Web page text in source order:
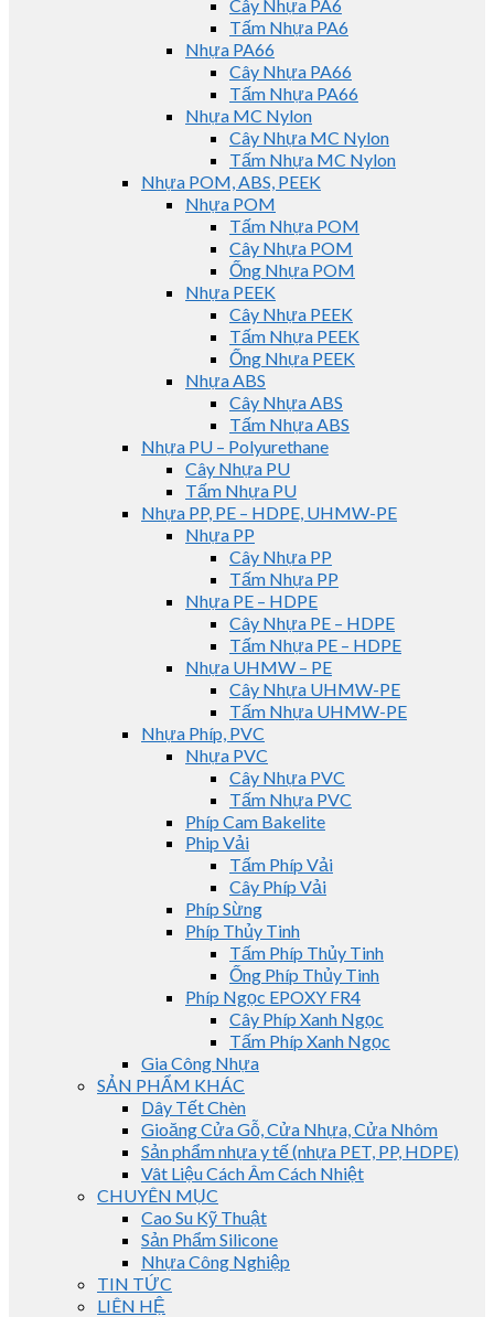
Cây Nhựa PA6
Tấm Nhựa PA6
Nhựa PA66
Cây Nhựa PA66
Tấm Nhựa PA66
Nhựa MC Nylon
Cây Nhựa MC Nylon
Tấm Nhựa MC Nylon
Nhựa POM, ABS, PEEK
Nhựa POM
Tấm Nhựa POM
Cây Nhựa POM
Ống Nhựa POM
Nhựa PEEK
Cây Nhựa PEEK
Tấm Nhựa PEEK
Ống Nhựa PEEK
Nhựa ABS
Cây Nhựa ABS
Tấm Nhựa ABS
Nhựa PU – Polyurethane
Cây Nhựa PU
Tấm Nhựa PU
Nhựa PP, PE – HDPE, UHMW-PE
Nhựa PP
Cây Nhựa PP
Tấm Nhựa PP
Nhựa PE – HDPE
Cây Nhựa PE – HDPE
Tấm Nhựa PE – HDPE
Nhựa UHMW – PE
Cây Nhựa UHMW-PE
Tấm Nhựa UHMW-PE
Nhựa Phíp, PVC
Nhựa PVC
Cây Nhựa PVC
Tấm Nhựa PVC
Phíp Cam Bakelite
Phip Vải
Tấm Phíp Vải
Cây Phíp Vải
Phíp Sừng
Phíp Thủy Tinh
Tấm Phíp Thủy Tinh
Ống Phíp Thủy Tinh
Phíp Ngọc EPOXY FR4
Cây Phíp Xanh Ngọc
Tấm Phíp Xanh Ngọc
Gia Công Nhựa
SẢN PHẨM KHÁC
Dây Tết Chèn
Gioăng Cửa Gỗ, Cửa Nhựa, Cửa Nhôm
Sản phẩm nhựa y tế (nhựa PET, PP, HDPE)
Vât Liệu Cách Âm Cách Nhiệt
CHUYÊN MỤC
Cao Su Kỹ Thuật
Sản Phẩm Silicone
Nhựa Công Nghiệp
TIN TỨC
LIÊN HỆ